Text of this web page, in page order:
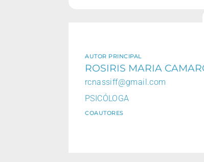
AUTOR PRINCIPAL
ROSIRIS MARIA
rcnassiff@gmail.com
PSICÓLOGA
COAUTORES